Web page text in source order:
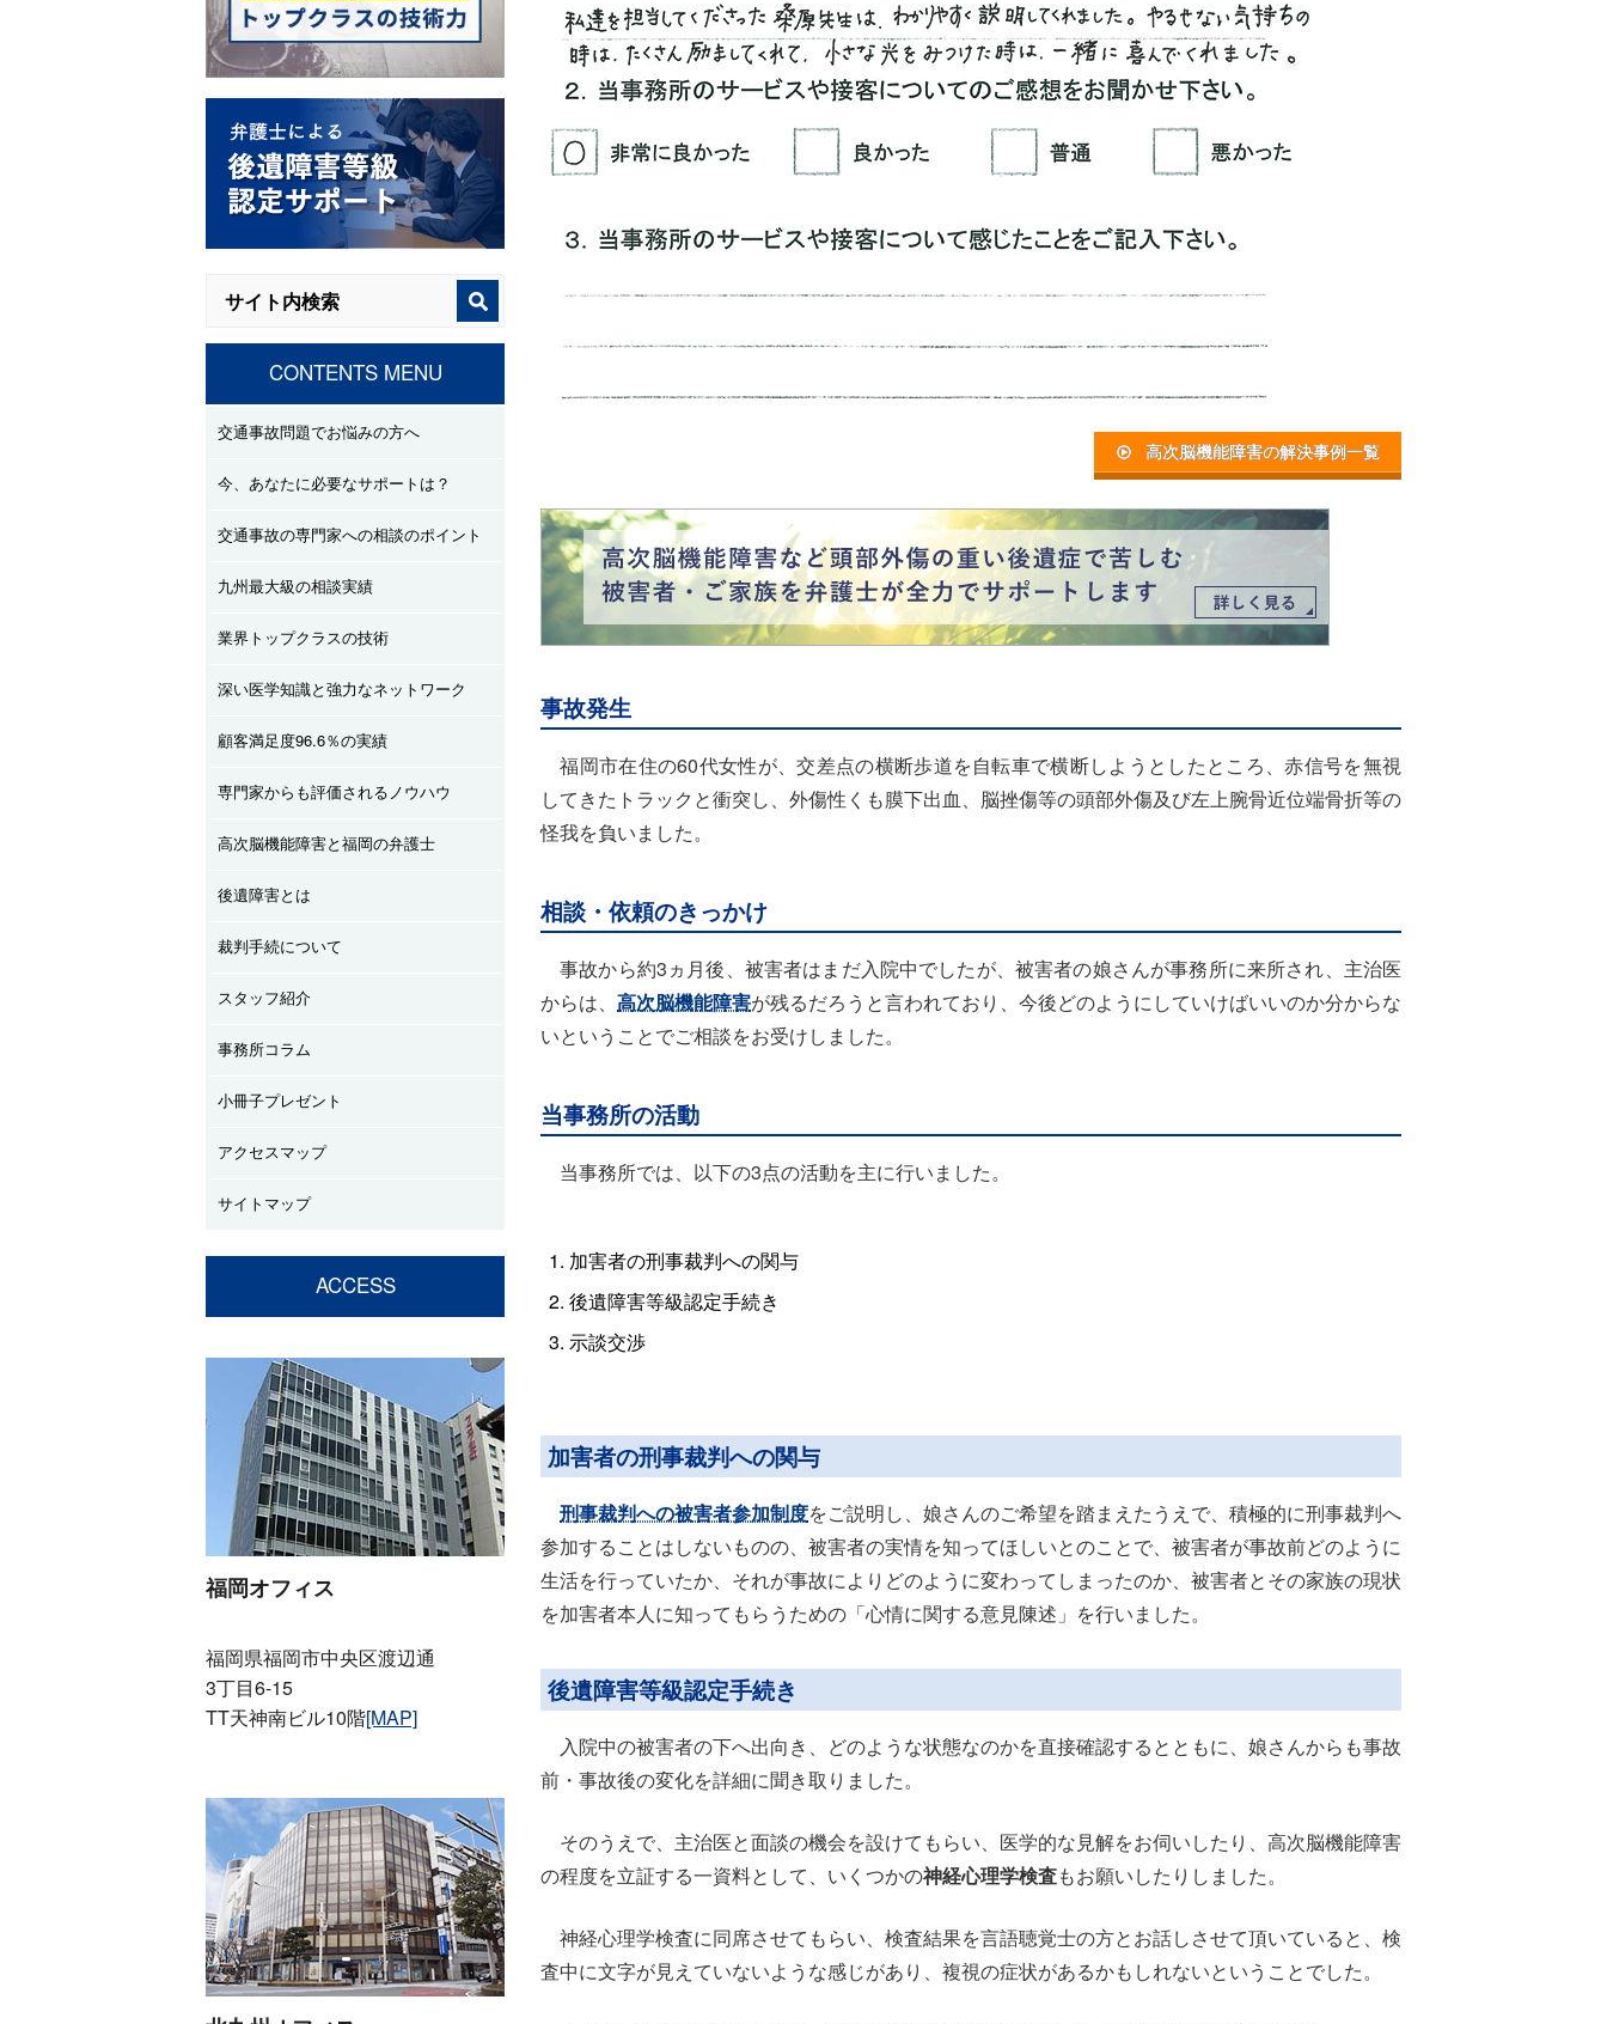
高次脳機能障害の解決事例一覧
事故発生
福岡市在住の60代女性が、交差点の横断歩道を自転車で横断しようとしたところ、赤信号を無視
してきたトラックと衝突し、外傷性くも膜下出血、脳挫傷等の頭部外傷及び左上腕骨近位端骨折等の
怪我を負いました。
相談・依頼のきっかけ
事故から約3ヵ月後、被害者はまだ入院中でしたが、被害者の娘さんが事務所に来所され、主治医
からは、 高次脳機能障害が残るだろうと言われており、今後どのようにしていけばいいのか分からな
いということでご相談をお受けしました。
当事務所の活動
当事務所では、以下の3点の活動を主に行いました。
加害者の刑事裁判への関与
後遺障害等級認定手続き
示談交渉
加害者の刑事裁判への関与
刑事裁判への被害者参加制度をご説明し、娘さんのご希望を踏まえたうえで、積極的に刑事裁判へ
参加することはしないものの、被害者の実情を知ってほしいとのことで、被害者が事故前どのように
生活を行っていたか、それが事故によりどのように変わってしまったのか、被害者とその家族の現状
を加害者本人に知ってもらうための「心情に関する意見陳述」を行いました。
後遺障害等級認定手続き
入院中の被害者の下へ出向き、どのような状態なのかを直接確認するとともに、娘さんからも事故
前・事故後の変化を詳細に聞き取りました。
そのうえで、主治医と面談の機会を設けてもらい、医学的な見解をお伺いしたり、高次脳機能障害
の程度を立証する一資料として、いくつかの神経心理学検査もお願いしたりしました。
神経心理学検査に同席させてもらい、検査結果を言語聴覚士の方とお話しさせて頂いていると、検
査中に文字が見えていないような感じがあり、複視の症状があるかもしれないということでした。
CONTENTS MENU
交通事故問題でお悩みの方へ
今、あなたに必要なサポートは？
交通事故の専門家への相談のポイント
九州最大級の相談実績
業界トップクラスの技術
深い医学知識と強力なネットワーク
顧客満足度96.6％の実績
専門家からも評価されるノウハウ
高次脳機能障害と福岡の弁護士
後遺障害とは
裁判手続について
スタッフ紹介
事務所コラム
小冊子プレゼント
アクセスマップ
サイトマップ
ACCESS
福岡オフィス
福岡県福岡市中央区渡辺通
3丁目6-15
TT天神南ビル10階[MAP]